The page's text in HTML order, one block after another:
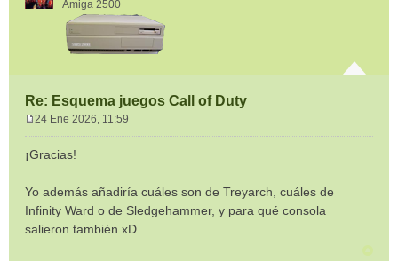
Amiga 2500
Re: Esquema juegos Call of Duty
n
a
j
e
24 Ene 2026, 11:59
¡Gracias!
Yo además añadiría cuáles son de Treyarch, cuáles de
Infinity Ward o de Sledgehammer, y para qué consola
salieron también xD